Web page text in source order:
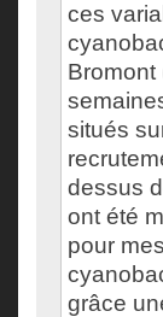
ces
situés
dessus
ont été
pour
grâce